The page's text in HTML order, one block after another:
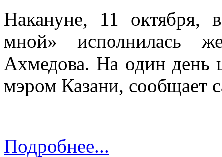
Накануне, 11 октября,
мной» исполнилась
Ахмедова. На один день
мэром Казани, сообщает
Подробнее...